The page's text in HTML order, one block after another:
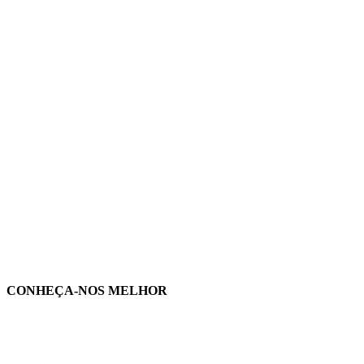
CONHEÇA-NOS MELHOR